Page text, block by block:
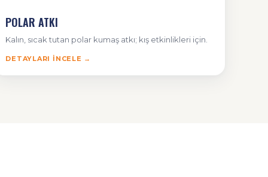
POLAR ATKI
Kalın, sıcak tutan polar kumaş atkı; kış etkinlikleri için.
DETAYLARI İNCELE →